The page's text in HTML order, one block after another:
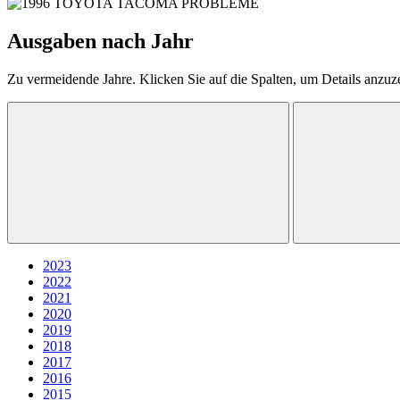
Ausgaben nach Jahr
Zu vermeidende Jahre. Klicken Sie auf die Spalten, um Details
2023
2022
2021
2020
2019
2018
2017
2016
2015